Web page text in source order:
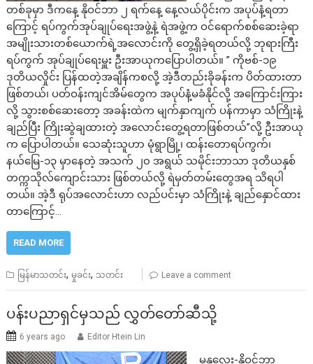
တစ်ခုမှာ ဒီကနေ့ နိုဝင်ဘာ ၂ ရက်နေ့ နေ့လယ်ပိုင်းက အပုပ်နံ့ရတာ
ကြောင့် ရပ်ကွက်အုပ်ချုပ်ရေးအဖွဲ့နဲ့ ရဲအဖွဲ့က ဝင်ရောက်စစ်ဆေးခဲ့ရာ
အမျိုးသားတစ်ယောက်ရဲ့အလောင်းကို တွေ့ရှိခဲ့ရတယ်လို့ ဘုရားကြီး
ရပ်ကွက် အုပ်ချုပ်ရေးမှူး ဦးအာယုကပြောပါတယ်။ ” ကိုဗစ်-၁၉
ဒုတိယလှိုင်း ပြန်ထတဲ့အချိန်ကစလို့ အဲ့ဒီတည်းခိုခန်းက ပိတ်ထားတာ
ဖြစ်တယ်၊ ပတ်ဝန်းကျင်အိမ်တွေက အပုပ်နံ့မခံနိုင်လို့ အကြောင်းကြား
လို့ သွားစစ်ဆေးတော့ အခန်းထဲက မျက်နှာကျက် ပန်ကာမှာ သံကြိုးနဲ့
ချည်ပြီး ကြိုးဆွဲချထားတဲ့ အလောင်းတွေ့ရတာဖြစ်တယ်”လို့ ဦးအာယု
က ပြောပါတယ်။ သေဆုံးသူဟာ မုံရွာမြို့၊ ထန်းတောရပ်ကွက်၊
နယ်မြေ-၁၃ မှာနေတဲ့ အသက် ၂၀ အရွယ် သမိုင်းဘာသာ ဒုတိယနှစ်
တက္ကသိုလ်ကျောင်းသား ဖြစ်တယ်လို့ ရဲမှတ်တမ်းတွေအရ သိရပါ
တယ်။ အဲ့ဒီ ရုပ်အလောင်းဟာ လည်ပင်းမှာ သံကြိုးနဲ့ ချည်နှောင်ထား
တာကြောင့်…
READ MORE
မြန်မာသတင်း,မှုခင်း, သတင်း Leave a comment
ပန်းပညာရှင်မှသည် လွှတ်တော်ဆီသို့
6 years ago Editor Htein Lin
မန္တလေး-နိုဝင်ဘာ